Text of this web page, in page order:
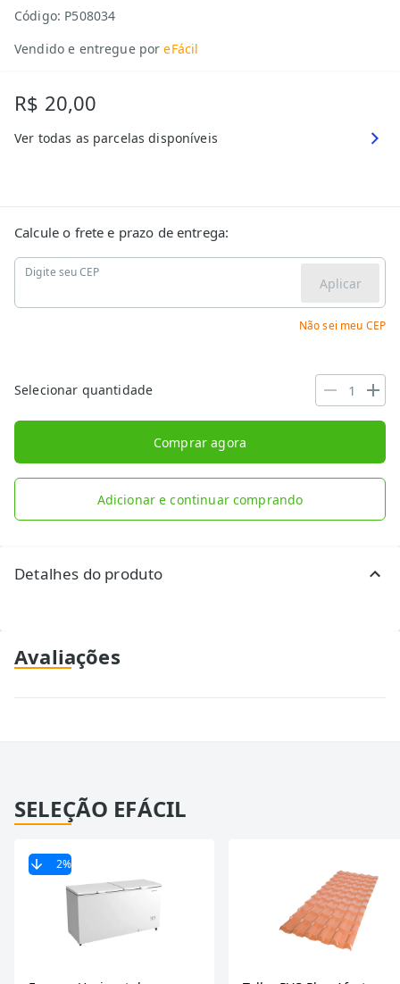
Código: P508034
Vendido e entregue por eFácil
R$ 20,00
Ver todas as parcelas disponíveis
Calcule o frete e prazo de entrega:
Digite seu CEP
Aplicar
Não sei meu CEP
Selecionar quantidade
Comprar agora
Adicionar e continuar comprando
Detalhes do produto
Avaliações
SELEÇÃO EFÁCIL
2%